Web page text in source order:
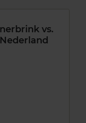
vs.